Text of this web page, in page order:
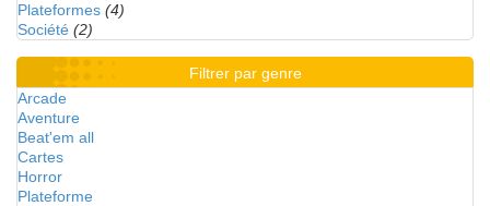
Plateformes (4)
Société (2)
Filtrer par genre
Arcade
Aventure
Beat'em all
Cartes
Horror
Plateforme